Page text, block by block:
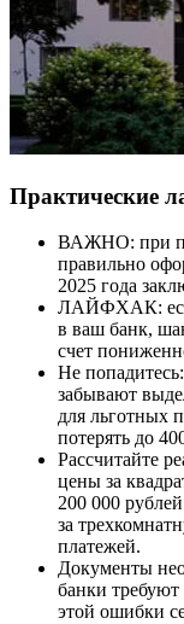
Практические
ВАЖНО: при
правильно
2025 года
ЛАЙФХАК:
в ваш банк,
счет
Не
забывают
для льготных
потерять до
Рассчитайте
цены за
200 000
за
платежей.
Документы
банки
этой ошибки